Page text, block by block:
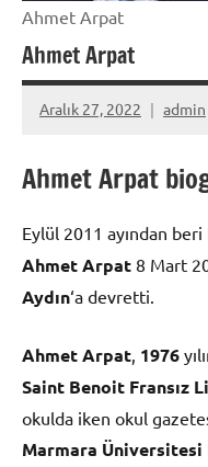
Ahmet Arpat
Ahmet Arpat
Aralık 27, 2022 admin
Ahmet Arpat
Eylül 2011 ayından beri
Ahmet Arpat 8 Mart
Aydın‘a devretti.
Ahmet Arpat 1976
Saint Benoit Fransız
okulda iken okul
Marmara Üniversitesi